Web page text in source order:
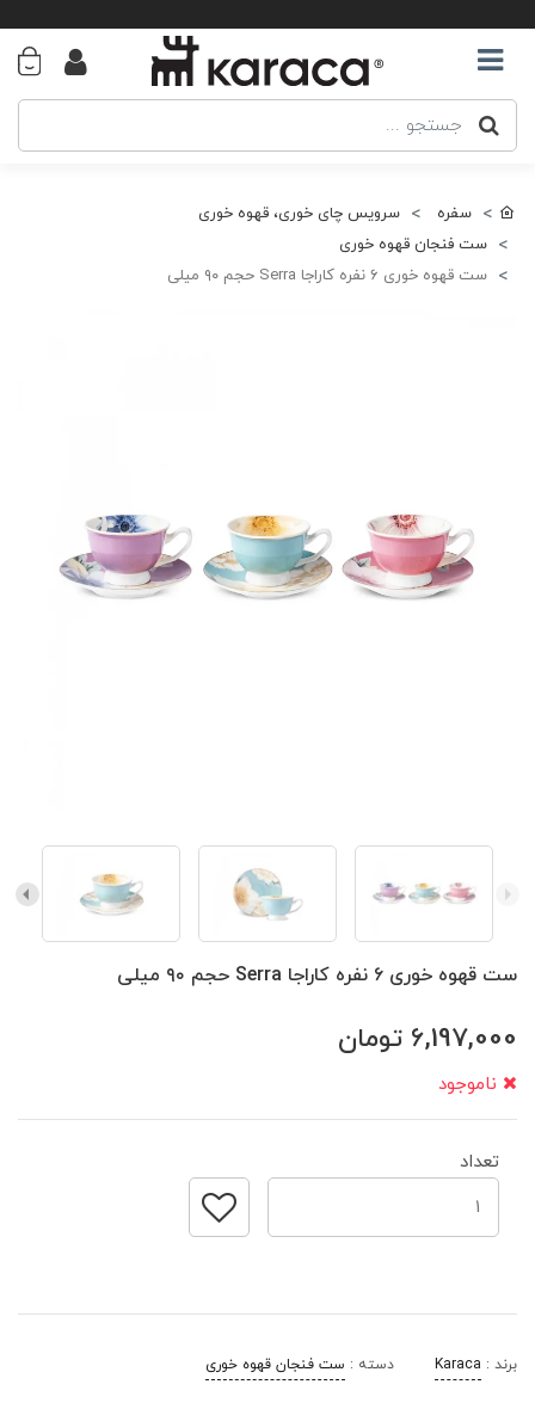
سفره
سرویس چای خوری، قهوه خوری
ست فنجان قهوه خوری
ست قهوه خوری ۶ نفره کاراجا Serra حجم ۹۰ میلی
ست قهوه خوری ۶ نفره کاراجا Serra حجم ۹۰ میلی
6,197,000 تومان
ناموجود
تعداد
برند : Karaca دسته : ست فنجان قهوه خوری